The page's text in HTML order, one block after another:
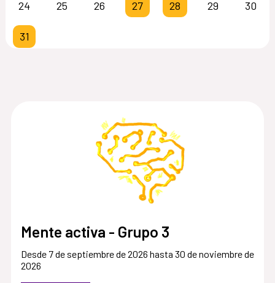
Mente activa - Grupo 3
Desde 7 de septiembre de 2026 hasta 30 de noviembre de
2026
24 25 26 27 28 29 30
31